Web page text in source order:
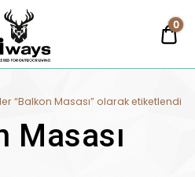
0
“Balkon Masası” olarak etiketlendi
Masası